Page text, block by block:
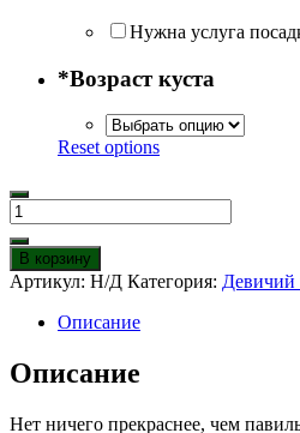
Нужна услуга
*Возраст куста
Reset options
Количество
товара
Девичий
виноград
Грефшейм
В корзину
Артикул: Н/Д Категория: Девичий
Описание
Описание
Нет ничего прекраснее, чем